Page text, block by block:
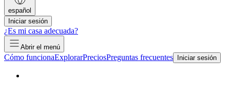
español
Iniciar sesión
¿Es mi casa adecuada?
Abrir el menú
Cómo funcionaExplorarPreciosPreguntas frecuentes Iniciar sesión